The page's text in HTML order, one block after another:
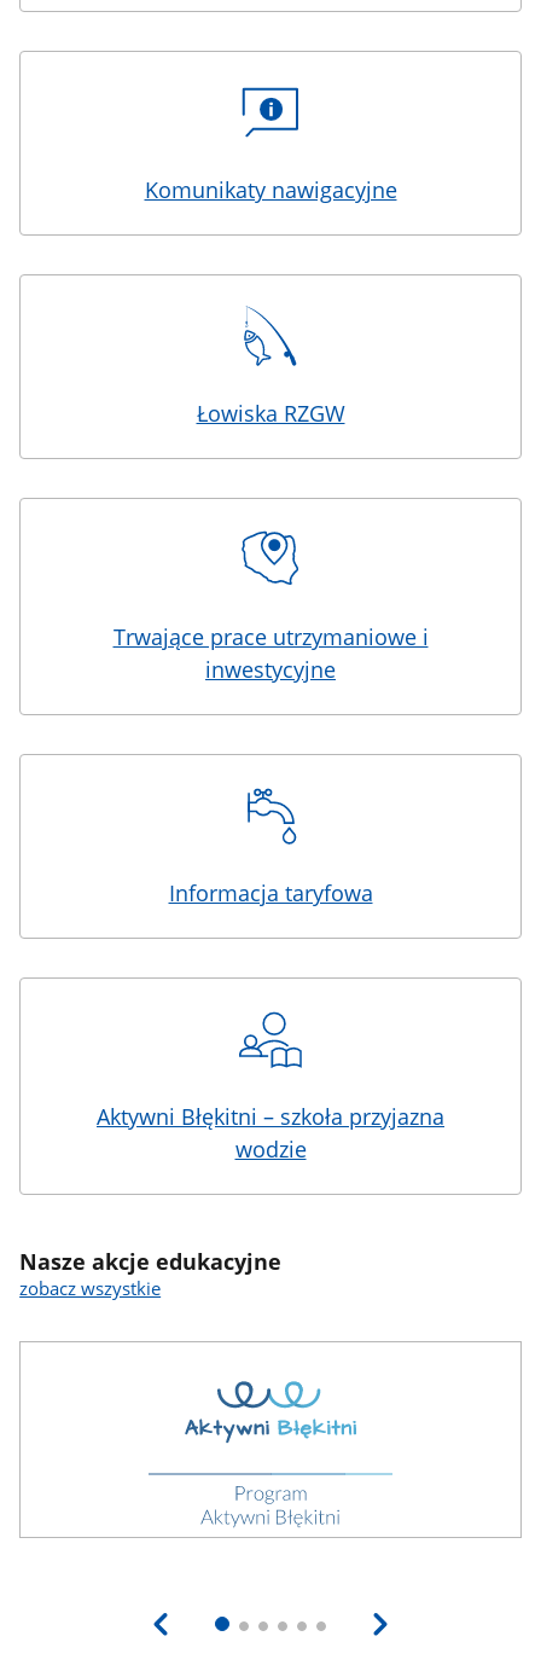
Komunikaty nawigacyjne
Łowiska RZGW
Trwające prace utrzymaniowe i
inwestycyjne
Informacja taryfowa
Aktywni Błękitni – szkoła przyjazna
wodzie
Nasze akcje edukacyjne
zobacz wszystkie